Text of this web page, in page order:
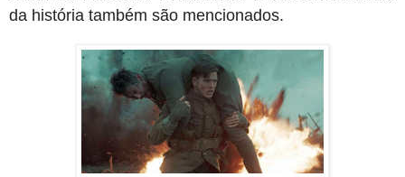
da história também são mencionados.